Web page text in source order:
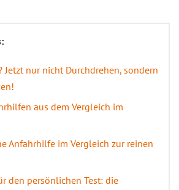
Jetzt nur nicht Durchdrehen, sondern
aus dem Vergleich im
Anfahrhilfe im Vergleich zur reinen
den persönlichen Test: die